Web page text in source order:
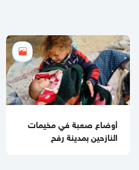
في غزة تمهيدًا لوقف
أوضاع صعبة في مخيمات
النازحين بمدينة رفح